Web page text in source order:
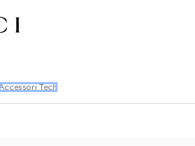
Accessori Tech